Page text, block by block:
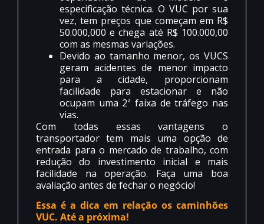
especificação técnica. O VUC por sua
vez, tem preços que começam em R$
50.000,000 e chega até R$ 100.000,00
com as mesmas variações.
Devido ao tamanho menor, os VUCS
geram acidentes de menor impacto
para a cidade, proporcionam
facilidade para estacionar e não
ocupam uma 2ª faixa de tráfego nas
vias.
Com todas essas vantagens o
transportador tem mais uma opção de
entrada para o mercado de trabalho, com
redução do investimento inicial e mais
facilidade na operação. Faça uma boa
avaliação antes de fechar o negócio!
Essa é a dica em relação os caminhões
VUC. Até a próxima!